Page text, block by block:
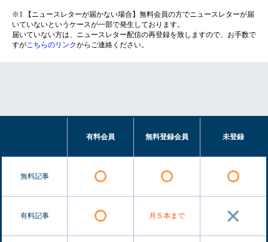
※1 【ニュースレターが届かない場合】無料会員の方でニュースレターが届
いていないというケースが一部で発生しております。
届いていない方は、ニュースレター配信の再登録を致しますので、お手数で
すがこちらのリンクからご連絡ください。
有料会員 無料登録会員 未登録
無料記事
有料記事 月５本まで